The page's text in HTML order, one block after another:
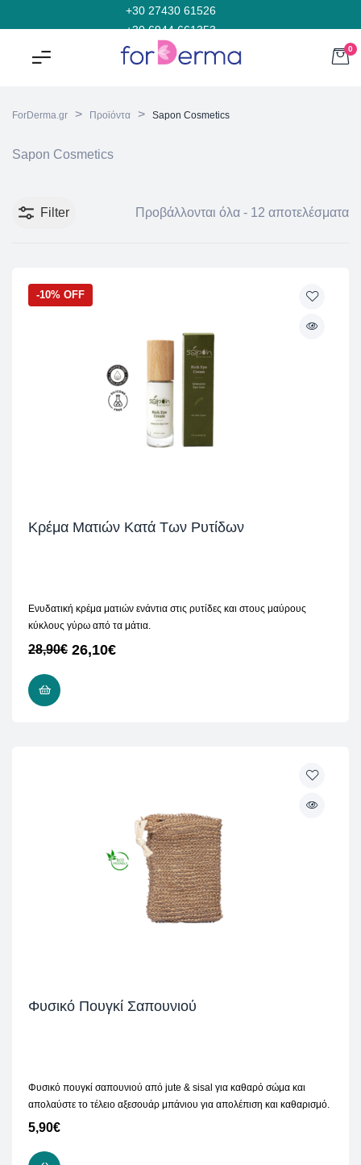
+30 27430 61526
+30 6944 661353
0
ForDerma.gr > Προϊόντα > Sapon Cosmetics
Sapon Cosmetics
Filter Προβάλλονται όλα - 12 αποτελέσματα
-10% OFF
Κρέμα Ματιών Κατά Των Ρυτίδων
Ενυδατική κρέμα ματιών ενάντια στις ρυτίδες και στους μαύρους
κύκλους γύρω από τα μάτια.
28,90€ 26,10€
Φυσικό Πουγκί Σαπουνιού
Φυσικό πουγκί σαπουνιού από jute & sisal για καθαρό σώμα και
απολαύστε το τέλειο αξεσουάρ μπάνιου για απολέπιση και καθαρισμό.
5,90€